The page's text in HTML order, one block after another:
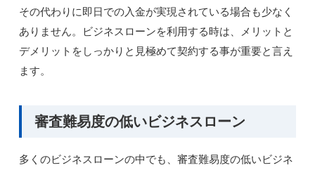
その代わりに即日での入金が実現されている場合も少なく
ありません。ビジネスローンを利用する時は、メリットと
デメリットをしっかりと見極めて契約する事が重要と言え
ます。
審査難易度の低いビジネスローン
多くのビジネスローンの中でも、審査難易度の低いビジネ